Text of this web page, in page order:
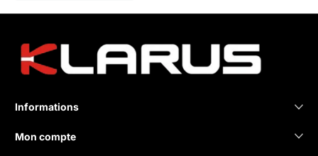
Informations
Mon compte